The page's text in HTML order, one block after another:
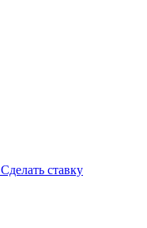
Сделать ставку